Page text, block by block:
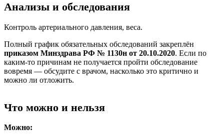
Анализы и обследования
Контроль артериального давления, веса.
Полный график обязательных обследований закреплён
приказом Минздрава РФ № 1130н от 20.10.2020. Если по
каким-то причинам не получается пройти обследование
вовремя — обсудите с врачом, насколько это критично и
можно ли отложить.
Что можно и нельзя
Можно: